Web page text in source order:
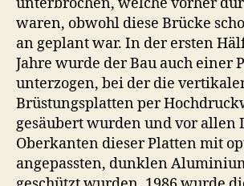
waren, obwohl diese Brücke
an geplant war. In der ersten
Jahre wurde der Bau auch einer
unterzogen, bei der die
Brüstungsplatten per
gesäubert wurden und vor allen
Oberkanten dieser Platten mit
angepassten, dunklen